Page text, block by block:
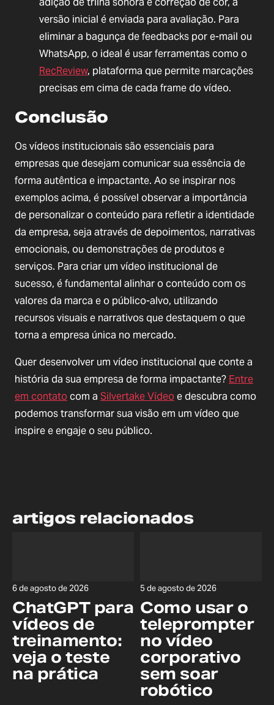
versão inicial é enviada para avaliação. Para
eliminar a bagunça de feedbacks por e-mail ou
WhatsApp, o ideal é usar ferramentas como o
RecReview, plataforma que permite marcações
precisas em cima de cada frame do vídeo.
Conclusão
Os vídeos institucionais são essenciais para
empresas que desejam comunicar sua essência de
forma autêntica e impactante. Ao se inspirar nos
exemplos acima, é possível observar a importância
de personalizar o conteúdo para refletir a identidade
da empresa, seja através de depoimentos, narrativas
emocionais, ou demonstrações de produtos e
serviços. Para criar um vídeo institucional de
sucesso, é fundamental alinhar o conteúdo com os
valores da marca e o público-alvo, utilizando
recursos visuais e narrativos que destaquem o que
torna a empresa única no mercado.
Quer desenvolver um vídeo institucional que conte a
história da sua empresa de forma impactante? Entre
em contatocom a Silvertake Vídeoe descubra como
podemos transformar sua visão em um vídeo que
inspire e engaje o seu público.
artigos relacionados
ChatGPT para
vídeos de
treinamento:
veja o teste
na prática
6 de agosto de 2026
Como usar o
teleprompter
no vídeo
corporativo
sem soar
robótico
5 de agosto de 2026